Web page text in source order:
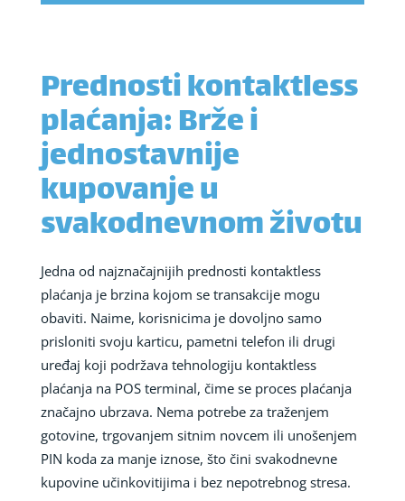
Prednosti kontaktless
plaćanja: Brže i
jednostavnije
kupovanje u
svakodnevnom životu
Jedna od najznačajnijih prednosti kontaktless
plaćanja je brzina kojom se transakcije mogu
obaviti. Naime, korisnicima je dovoljno samo
prisloniti svoju karticu, pametni telefon ili drugi
uređaj koji podržava tehnologiju kontaktless
plaćanja na POS terminal, čime se proces plaćanja
značajno ubrzava. Nema potrebe za traženjem
gotovine, trgovanjem sitnim novcem ili unošenjem
PIN koda za manje iznose, što čini svakodnevne
kupovine učinkovitijima i bez nepotrebnog stresa.